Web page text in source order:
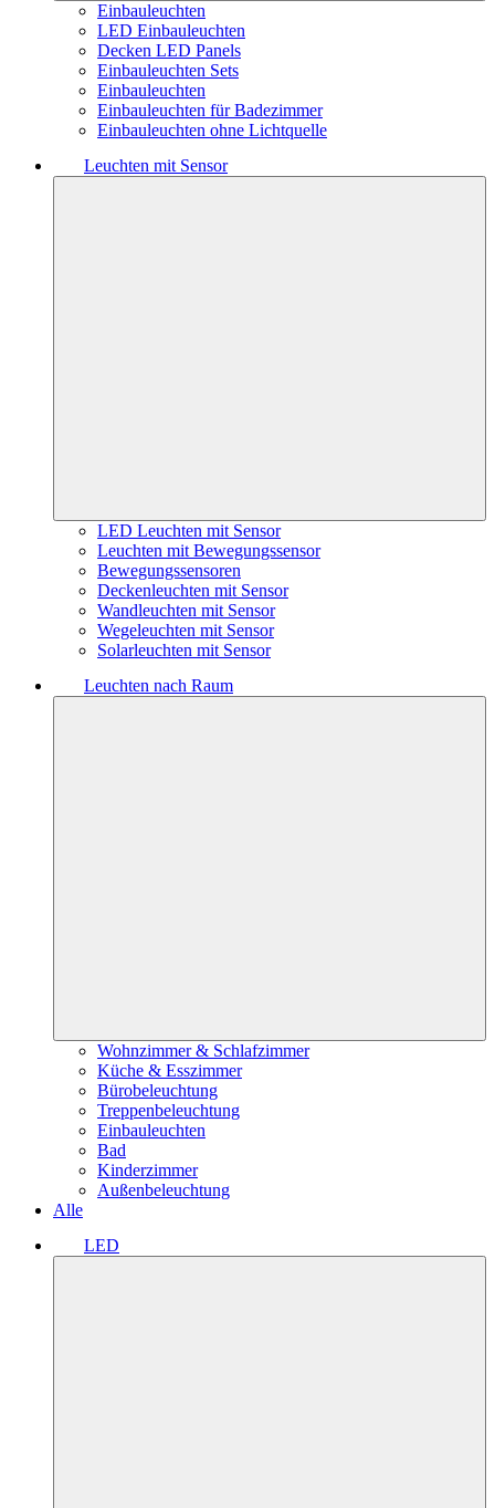
Einbauleuchten
LED Einbauleuchten
Decken LED Panels
Einbauleuchten Sets
Einbauleuchten
Einbauleuchten für Badezimmer
Einbauleuchten ohne Lichtquelle
Leuchten mit Sensor
LED Leuchten mit Sensor
Leuchten mit Bewegungssensor
Bewegungssensoren
Deckenleuchten mit Sensor
Wandleuchten mit Sensor
Wegeleuchten mit Sensor
Solarleuchten mit Sensor
Leuchten nach Raum
Wohnzimmer & Schlafzimmer
Küche & Esszimmer
Bürobeleuchtung
Treppenbeleuchtung
Einbauleuchten
Bad
Kinderzimmer
Außenbeleuchtung
Alle
LED